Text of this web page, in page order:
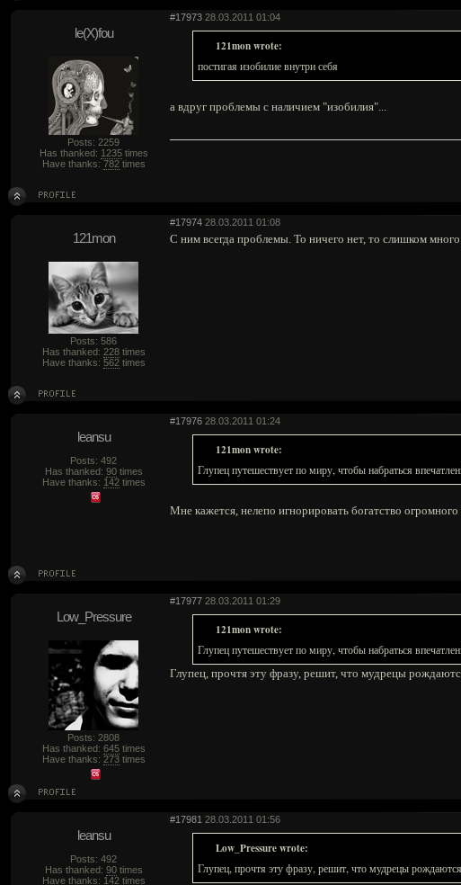
#17973 28.03.2011 01:04
le(X)fou
Posts: 2259
Has thanked: 1235times
Have thanks: 782times
121mon wrote:
постигая изобилие внутри себя
а вдруг проблемы с наличием "изобилия"...
#17974 28.03.2011 01:08
121mon
Posts: 586
Has thanked: 228times
Have thanks: 562times
С ним всегда проблемы. То ничего нет, то слишком
#17976 28.03.2011 01:24
leansu
Posts: 492
Has thanked: 90times
Have thanks: 142times
121mon wrote:
Глупец путешествует по миру, чтобы набраться
Мне кажется, нелепо игнорировать богатство
#17977 28.03.2011 01:29
Low_Pressure
Posts: 2808
Has thanked: 645times
Have thanks: 273times
121mon wrote:
Глупец путешествует по миру, чтобы набраться
Глупец, прочтя эту фразу, решит, что мудрецы
#17981 28.03.2011 01:56
leansu
Posts: 492
Has thanked: 90times
Have thanks: 142times
Low_Pressure wrote:
Глупец, прочтя эту фразу, решит, что мудрецы